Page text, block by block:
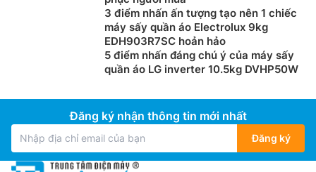
Máy giặt Electrolux trên 10kg :Máy giặt Electrolux có
khối lượng giặt trên 10kg là máy giặt có thể giặt tối đa
1 lần số lượng lớn trên 10kg quần áo và chưa tính
trọng lượng nước khi cho vào máy giặt. Đối với những
gia đình đông thành viên trên 8 người thì chắc chắn
Ưu điểm của Máy Giặt Electrolux lồng
ngang
3 điểm nhấn ấn tượng tạo nên 1 chiếc
máy sấy quần áo Electrolux 9kg
EDH903R7SC hoản hảo
5 điểm nhấn đáng chú ý của máy sấy
quần áo LG inverter 10.5kg DVHP50W
Đăng ký nhận thông tin mới nhất
Đăng ký